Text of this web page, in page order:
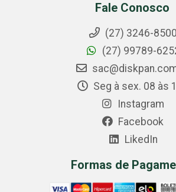
Fale Conosco
(27) 3246-8500
(27) 99789-
Seg à sex. 08 às
Instagram
Facebook
LikedIn
Formas de